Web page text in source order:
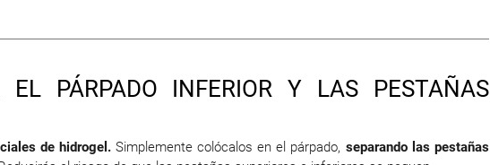
EL PÁRPADO INFERIOR Y LAS PESTAÑAS
de hidrogel.Simplemente colócalos en el párpado, separando las pestañas